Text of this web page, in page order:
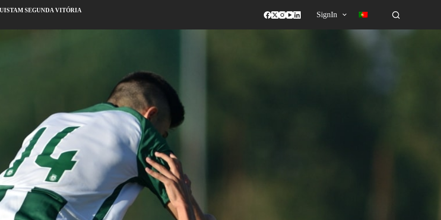
SEGUNDA VITÓRIA
SignIn